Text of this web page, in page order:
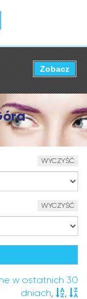
WYCZYŚĆ
WYCZYŚĆ
w ostatnich 30
dniach, ,
Zobacz